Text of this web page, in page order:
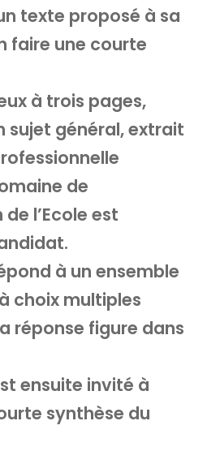
texte proposé à sa
faire une courte
à trois pages,
sujet général, extrait
de
l’Ecole est
à un ensemble
choix multiples
réponse figure dans
ensuite invité à
synthèse du